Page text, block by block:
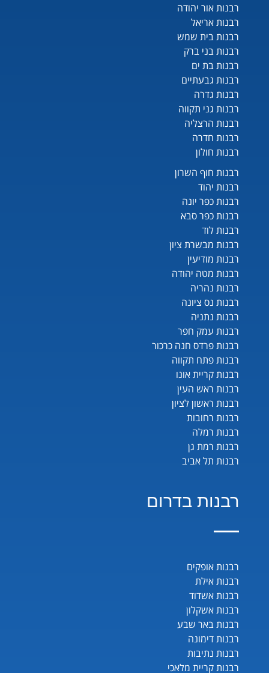
רבנות אור יהודה
רבנות אריאל
רבנות בית שמש
רבנות בני ברק
רבנות בת ים
רבנות גבעתיים
רבנות גדרה
רבנות גני תקווה
רבנות הרצליה
רבנות חדרה
רבנות חולון
רבנות חוף השרון
רבנות יהוד
רבנות כפר יונה
רבנות כפר סבא
רבנות לוד
רבנות מבשרת ציון
רבנות מודיעין
רבנות מטה יהודה
רבנות נהריה
רבנות נס ציונה
רבנות נתניה
רבנות עמק חפר
רבנות פרדס חנה כרכור
רבנות פתח תקווה
רבנות קריית אונו
רבנות ראש העין
רבנות ראשון לציון
רבנות רחובות
רבנות רמלה
רבנות רמת גן
רבנות תל אביב
רבנות בדרום
רבנות אופקים
רבנות אילת
רבנות אשדוד
רבנות אשקלון
רבנות באר שבע
רבנות דימונה
רבנות נתיבות
רבנות קריית מלאכי